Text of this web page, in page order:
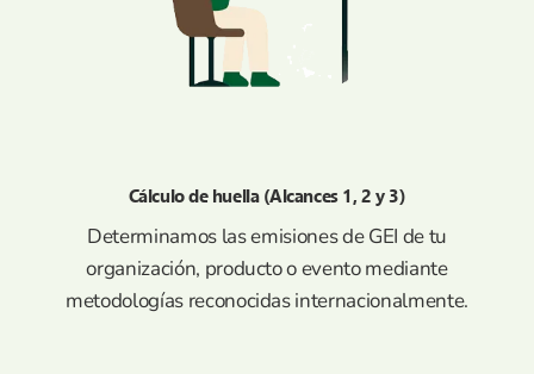
Cálculo de huella (Alcances 1, 2 y 3)
Determinamos las emisiones de GEI de tu
organización, producto o evento mediante
metodologías reconocidas internacionalmente.